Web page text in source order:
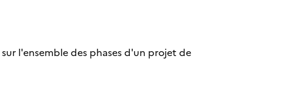
l'ensemble des phases d'un projet de